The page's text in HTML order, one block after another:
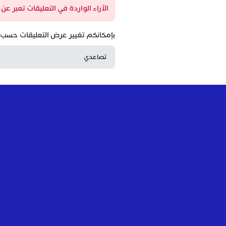
الآراء الواردة في التعليقات
بإمكانكم تغيير عرض التعليقات حسب